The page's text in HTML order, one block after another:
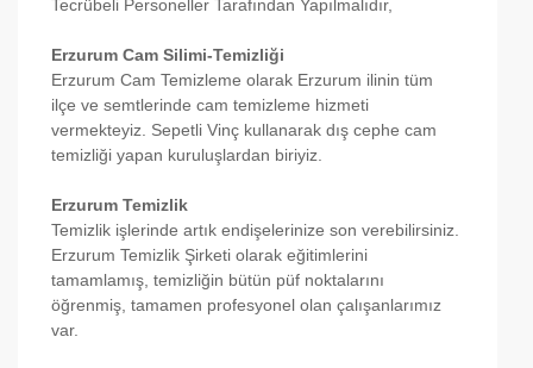
Tecrübeli Personeller Tarafından Yapılmalıdır,
Erzurum Cam Silimi-Temizliği
Erzurum Cam Temizleme olarak Erzurum ilinin tüm
ilçe ve semtlerinde cam temizleme hizmeti
vermekteyiz. Sepetli Vinç kullanarak dış cephe cam
temizliği yapan kuruluşlardan biriyiz.
Erzurum Temizlik
Temizlik işlerinde artık endişelerinize son verebilirsiniz.
Erzurum Temizlik Şirketi olarak eğitimlerini
tamamlamış, temizliğin bütün püf noktalarını
öğrenmiş, tamamen profesyonel olan çalışanlarımız
var.